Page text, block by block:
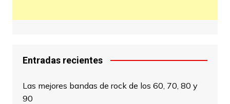
Entradas recientes
Las mejores bandas de rock de los 60, 70, 80 y
90